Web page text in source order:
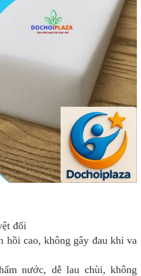
đối
hồi cao, không gây đau khi va
nước, dễ lau chùi, không